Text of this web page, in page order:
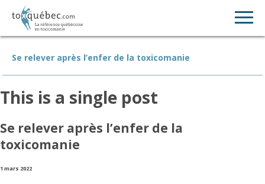
Se relever après l’enfer de la toxicomanie
This is a single post
Se relever après l’enfer de la
toxicomanie
1 mars 2022